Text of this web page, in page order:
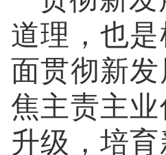
道理，也
面贯彻新
焦主责主
升级，培